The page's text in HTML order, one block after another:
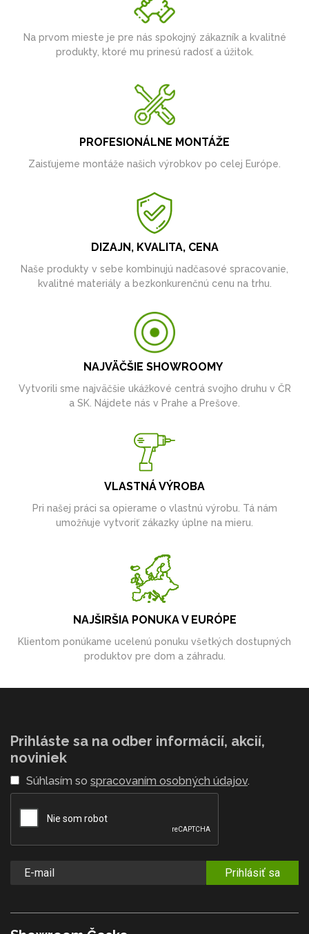
Na prvom mieste je pre nás spokojný zákazník a kvalitné
produkty, ktoré mu prinesú radosť a úžitok.
PROFESIONÁLNE MONTÁŽE
Zaisťujeme montáže našich výrobkov po celej Európe.
DIZAJN, KVALITA, CENA
Naše produkty v sebe kombinujú nadčasové spracovanie,
kvalitné materiály a bezkonkurenčnú cenu na trhu.
NAJVÄČŠIE SHOWROOMY
Vytvorili sme najväčšie ukážkové centrá svojho druhu v ČR
a SK. Nájdete nás v Prahe a Prešove.
VLASTNÁ VÝROBA
Pri našej práci sa opierame o vlastnú výrobu. Tá nám
umožňuje vytvoriť zákazky úplne na mieru.
NAJŠIRŠIA PONUKA V EURÓPE
Klientom ponúkame ucelenú ponuku všetkých dostupných
produktov pre dom a záhradu.
Prihláste sa na odber informácií, akcií,
noviniek
Súhlasím so spracovaním osobných údajov.
Prihlásiť sa